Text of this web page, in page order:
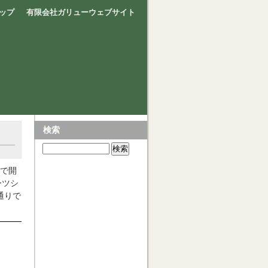
有限会社ガリューウェブサイト
プ
開
シ
りで
検索